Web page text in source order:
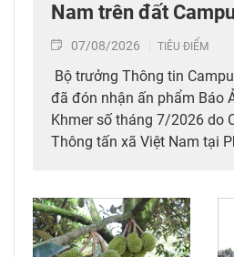
Nam trên đất
07/08/2026 TIÊU ĐIỂM
Bộ trưởng Thông tin
đã đón nhận ấn phẩm Báo
Khmer số tháng 7/2026 do
Thông tấn xã Việt Nam tại